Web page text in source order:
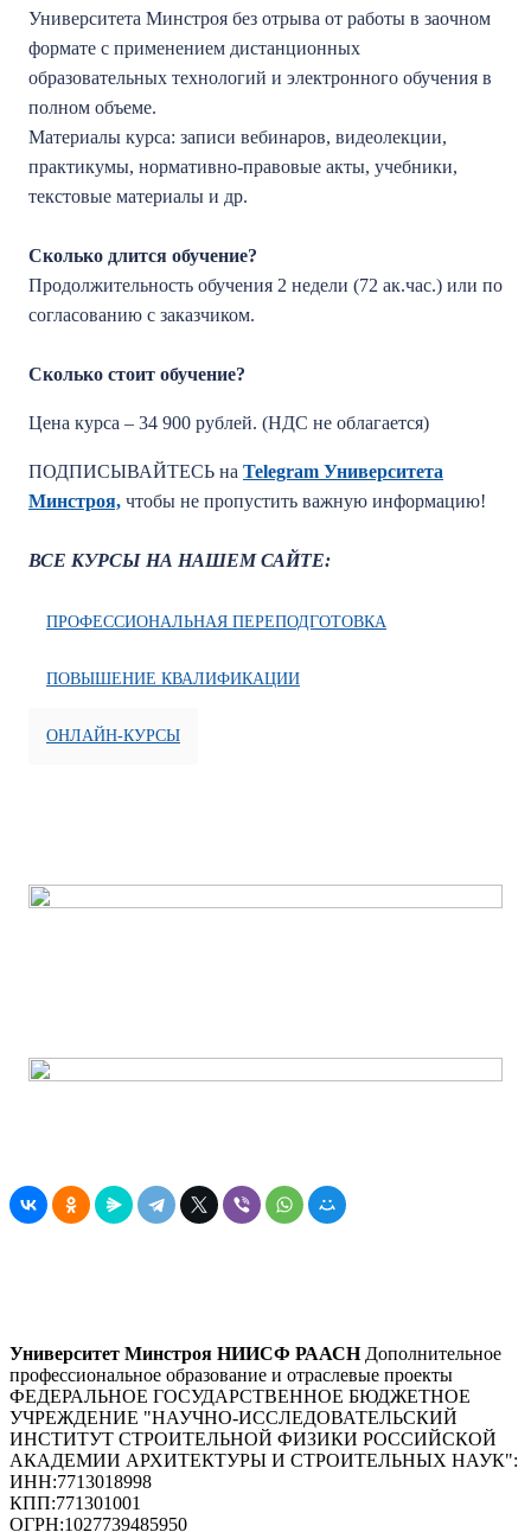
Университета Минстроя без отрыва от работы в заочном
формате с применением дистанционных
образовательных технологий и электронного обучения в
полном объеме.
Материалы курса: записи вебинаров, видеолекции,
практикумы, нормативно-правовые акты, учебники,
текстовые материалы и др.
Сколько длится обучение?
Продолжительность обучения 2 недели (72 ак.час.) или по
согласованию с заказчиком.
Сколько стоит обучение?
Цена курса – 34 900 рублей. (НДС не облагается)
ПОДПИСЫВАЙТЕСЬ на Telegram Университета
Минстроя, чтобы не пропустить важную информацию!
ВСЕ КУРСЫ НА НАШЕМ САЙТЕ:
ПРОФЕССИОНАЛЬНАЯ ПЕРЕПОДГОТОВКА
ПОВЫШЕНИЕ КВАЛИФИКАЦИИ
ОНЛАЙН-КУРСЫ
Университет Минстроя НИИСФ РААСН Дополнительное
профессиональное образование и отраслевые проекты
ФЕДЕРАЛЬНОЕ ГОСУДАРСТВЕННОЕ БЮДЖЕТНОЕ
УЧРЕЖДЕНИЕ "НАУЧНО-ИССЛЕДОВАТЕЛЬСКИЙ
ИНСТИТУТ СТРОИТЕЛЬНОЙ ФИЗИКИ РОССИЙСКОЙ
АКАДЕМИИ АРХИТЕКТУРЫ И СТРОИТЕЛЬНЫХ НАУК":
ИНН:7713018998
КПП:771301001
ОГРН:1027739485950